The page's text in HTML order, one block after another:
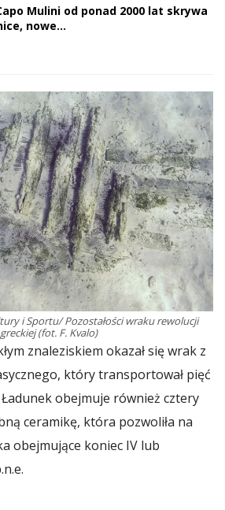
Mulini od ponad 2000 lat skrywa
nowe…
i Sportu/ Pozostałości wraku rewolucji
greckiej (fot. F. Kvalo)
znaleziskiem okazał się wrak z
który transportował pięć
obejmuje również cztery
ceramikę, która pozwoliła na
obejmujące koniec IV lub